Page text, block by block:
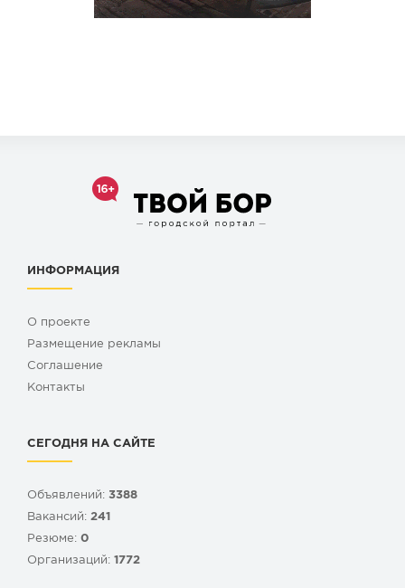
ИНФОРМАЦИЯ
О проекте
Размещение рекламы
Cоглашение
Контакты
СЕГОДНЯ НА САЙТЕ
Объявлений: 3388
Вакансий: 241
Резюме: 0
Организаций: 1772